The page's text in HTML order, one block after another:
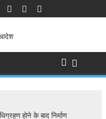
होने के बाद निर्माण